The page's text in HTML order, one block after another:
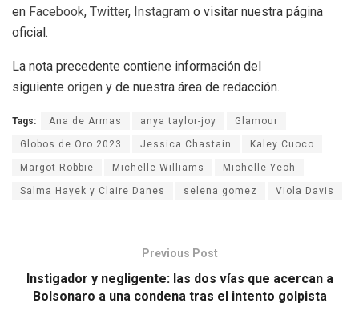
en Facebook, Twitter, Instagram o visitar nuestra página
oficial.
La nota precedente contiene información del
siguiente origen y de nuestra área de redacción.
Tags: Ana de Armas anya taylor-joy Glamour
Globos de Oro 2023 Jessica Chastain Kaley Cuoco
Margot Robbie Michelle Williams Michelle Yeoh
Salma Hayek y Claire Danes selena gomez Viola Davis
Previous Post
Instigador y negligente: las dos vías que acercan a
Bolsonaro a una condena tras el intento golpista